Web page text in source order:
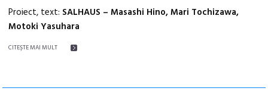
Proiect, text: SALHAUS – Masashi Hino, Mari Tochizawa,
Motoki Yasuhara
CITEŞTE MAI MULT